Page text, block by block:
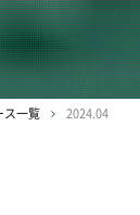
ス一覧 2024.04